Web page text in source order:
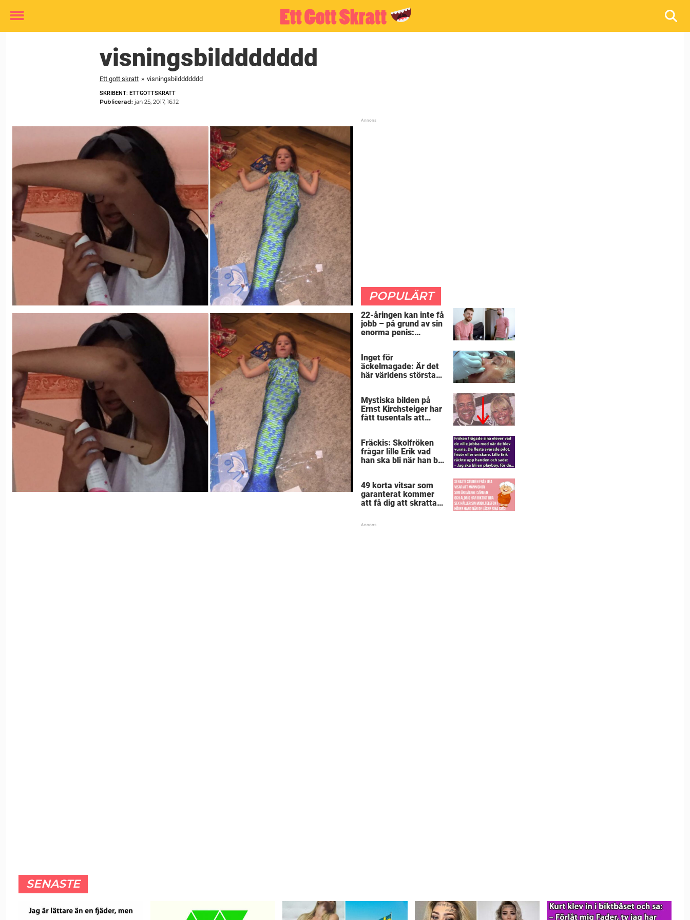
Toggle
visningsbilddddddd
Ett gott skratt » visningsbilddddddd
SKRIBENT: ETTGOTTSKRATT
Publicerad: jan 25, 2017, 16:12
POPULÄRT
22-åringen kan inte få
jobb – på grund av sin
enorma penis:
Inget för
äckelmagade: Är det
här världens största
Mystiska bilden på
Ernst Kirchsteiger har
fått tusentals att
Fräckis: Skolfröken
frågar lille Erik vad
han ska bli när han blir
49 korta vitsar som
garanterat kommer
att få dig att skratta
SENASTE